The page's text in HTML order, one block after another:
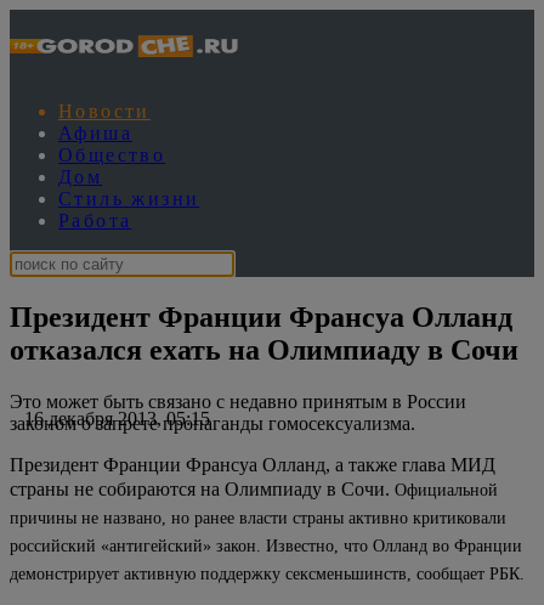
Новости
Афиша
Общество
Дом
Стиль жизни
Работа
Президент Франции Франсуа Олланд
отказался ехать на Олимпиаду в Сочи
16 декабря 2013, 05:15
Это может быть связано с недавно принятым в России
законом о запрете пропаганды гомосексуализма.
Президент Франции Франсуа Олланд, а также глава МИД
страны не собираются на Олимпиаду в Сочи. Официальной
причины не названо, но ранее власти страны активно критиковали
российский «антигейский» закон. Известно, что Олланд во Франции
демонстрирует активную поддержку сексменьшинств, сообщает РБК.